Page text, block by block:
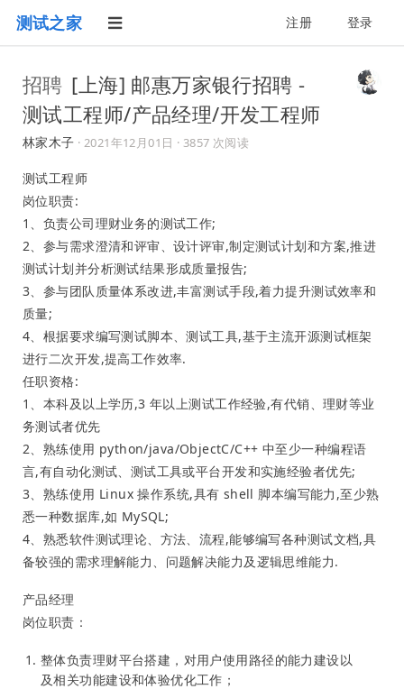
测试之家 注册 登录
招聘 [上海] 邮惠万家银行招聘 -
测试工程师/产品经理/开发工程师
林家木子 · 2021年12月01日 · 3857 次阅读
测试工程师
岗位职责:
1、负责公司理财业务的测试工作;
2、参与需求澄清和评审、设计评审,制定测试计划和方案,推进
测试计划并分析测试结果形成质量报告;
3、参与团队质量体系改进,丰富测试手段,着力提升测试效率和
质量;
4、根据要求编写测试脚本、测试工具,基于主流开源测试框架
进行二次开发,提高工作效率.
任职资格:
1、本科及以上学历,3 年以上测试工作经验,有代销、理财等业
务测试者优先
2、熟练使用 python/java/ObjectC/C++ 中至少一种编程语
言,有自动化测试、测试工具或平台开发和实施经验者优先;
3、熟练使用 Linux 操作系统,具有 shell 脚本编写能力,至少熟
悉一种数据库,如 MySQL;
4、熟悉软件测试理论、方法、流程,能够编写各种测试文档,具
备较强的需求理解能力、问题解决能力及逻辑思维能力.
产品经理
岗位职责：
整体负责理财平台搭建，对用户使用路径的能力建设以
及相关功能建设和体验优化工作；